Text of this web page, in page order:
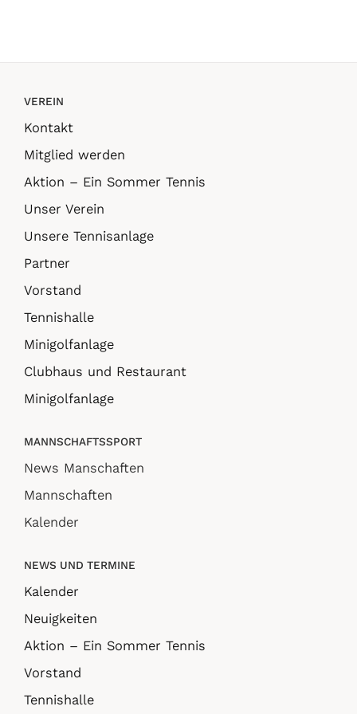
VEREIN
Kontakt
Mitglied werden
Aktion – Ein Sommer Tennis
Unser Verein
Unsere Tennisanlage
Partner
Vorstand
Tennishalle
Minigolfanlage
Clubhaus und Restaurant
Minigolfanlage
MANNSCHAFTSSPORT
News Manschaften
Mannschaften
Kalender
NEWS UND TERMINE
Kalender
Neuigkeiten
Aktion – Ein Sommer Tennis
Vorstand
Tennishalle